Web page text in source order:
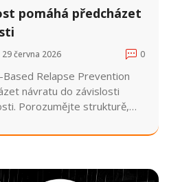
pomáhá předcházet
29 června 2026 0
Relapse Prevention
návratu do závislosti
Porozumějte strukturě,